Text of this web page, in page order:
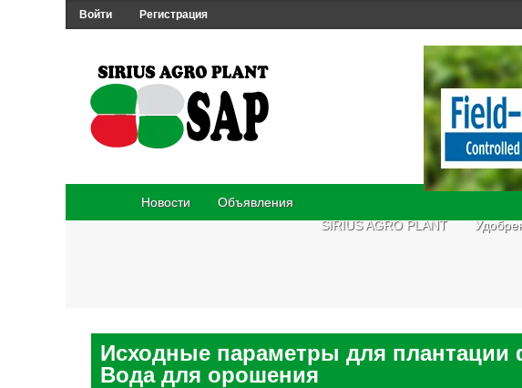
Войти Регистрация
Новости
Объявления
SIRIUS AGRO PLANT
Исходные параметры для плантации
Вода для орошения